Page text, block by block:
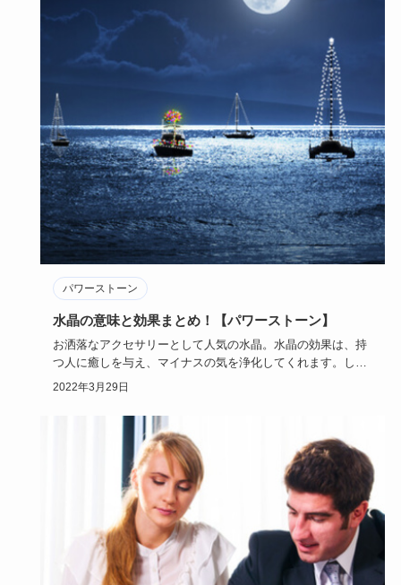
パワーストーン
水晶の意味と効果まとめ！【パワーストーン】
お洒落なアクセサリーとして人気の水晶。水晶の効果は、持
つ人に癒しを与え、マイナスの気を浄化してくれます。しか
し、水晶の意味…
2022年3月29日